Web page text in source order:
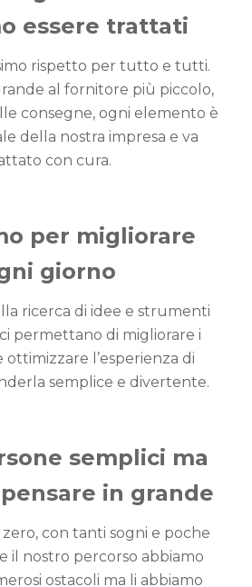
essere trattati
rispetto per tutto e tutti.
al fornitore più piccolo,
consegne, ogni elemento è
della nostra impresa e va
con cura.
per migliorare
giorno
ricerca di idee e strumenti
permettano di migliorare i
ottimizzare l’esperienza di
semplice e divertente.
semplici ma
in grande
con tanti sogni e poche
il nostro percorso abbiamo
ostacoli ma li abbiamo